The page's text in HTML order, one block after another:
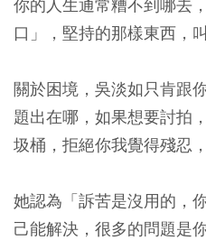
你的人生通常糟不到哪去
口」，堅持的那樣東西，
關於困境，吳淡如只肯跟
題出在哪，如果想要討拍
圾桶，拒絕你我覺得殘忍
她認為「訴苦是沒用的，
己能解決，很多的問題是